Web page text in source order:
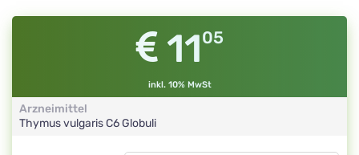
1105
inkl. 10% MwSt
Arzneimittel
Thymus vulgarisC6Globuli